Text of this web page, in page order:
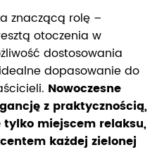
znaczącą rolę –
otoczenia w
dostosowania
dopasowanie do
Nowoczesne
z praktycznością,
miejscem relaksu,
każdej zielonej